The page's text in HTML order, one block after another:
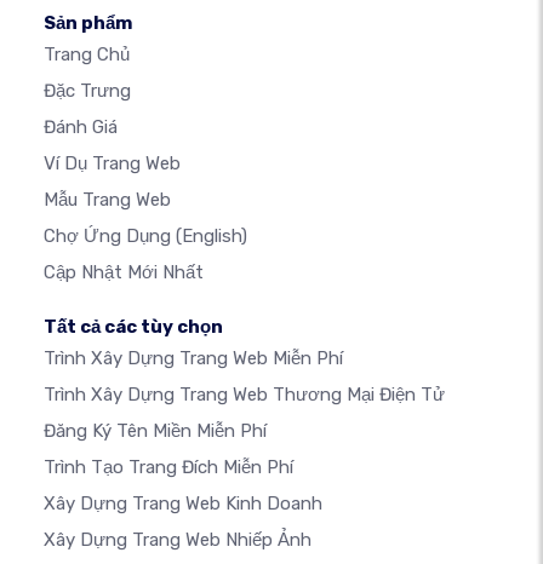
Sản phẩm
Trang Chủ
Đặc Trưng
Đánh Giá
Ví Dụ Trang Web
Mẫu Trang Web
Chợ Ứng Dụng (English)
Cập Nhật Mới Nhất
Tất cả các tùy chọn
Trình Xây Dựng Trang Web Miễn Phí
Trình Xây Dựng Trang Web Thương Mại Điện Tử
Đăng Ký Tên Miền Miễn Phí
Trình Tạo Trang Đích Miễn Phí
Xây Dựng Trang Web Kinh Doanh
Xây Dựng Trang Web Nhiếp Ảnh